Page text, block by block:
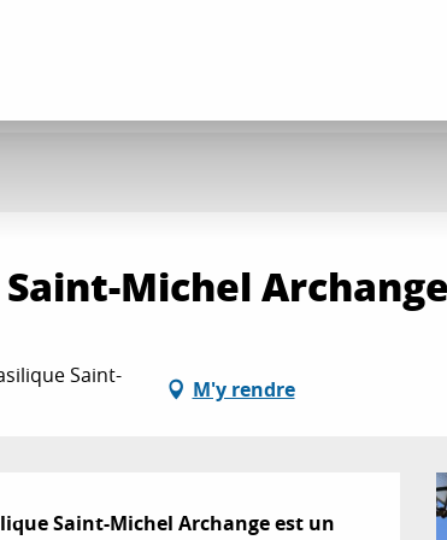
Michel Archange
Saint-
M'y rendre
Saint-Michel Archange est un